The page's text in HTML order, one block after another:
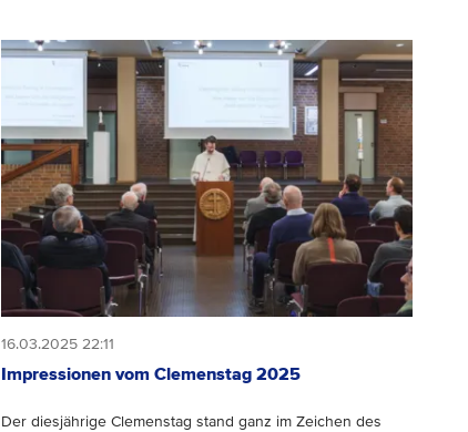
16.03.2025 22:11
Impressionen vom Clemenstag 2025
Der diesjährigeClemenstag stand ganz im Zeichen des